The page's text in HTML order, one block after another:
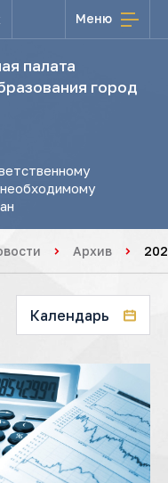
Меню
палата
город
Архив
Календарь